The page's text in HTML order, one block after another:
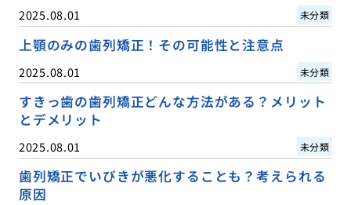
2025.08.01 未分類
上顎のみの歯列矯正！その可能性と注意点
2025.08.01 未分類
すきっ歯の歯列矯正どんな方法がある？メリット
とデメリット
2025.08.01 未分類
歯列矯正でいびきが悪化することも？考えられる
原因